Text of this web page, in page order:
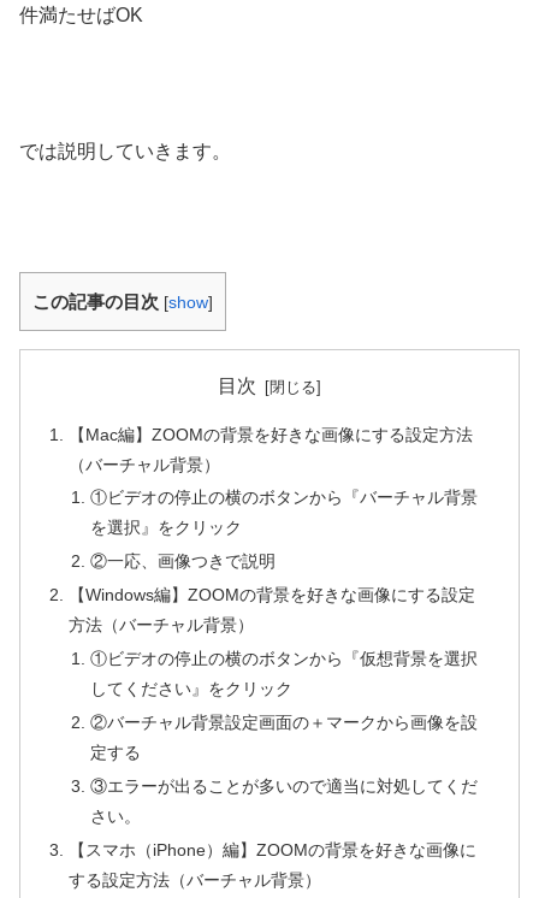
件満たせばOK
では説明していきます。
この記事の目次 [show]
目次
【Mac編】ZOOMの背景を好きな画像にする設定方法
（バーチャル背景）
①ビデオの停止の横のボタンから『バーチャル背景
を選択』をクリック
②一応、画像つきで説明
【Windows編】ZOOMの背景を好きな画像にする設定
方法（バーチャル背景）
①ビデオの停止の横のボタンから『仮想背景を選択
してください』をクリック
②バーチャル背景設定画面の＋マークから画像を設
定する
③エラーが出ることが多いので適当に対処してくだ
さい。
【スマホ（iPhone）編】ZOOMの背景を好きな画像に
する設定方法（バーチャル背景）